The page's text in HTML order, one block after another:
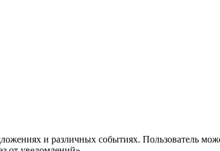
и различных событиях. Пользователь